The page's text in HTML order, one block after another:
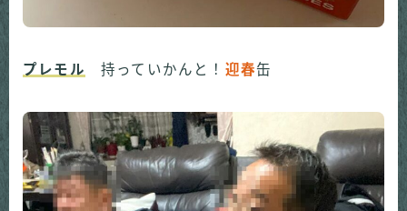
プレモル 持っていかんと！ 迎春缶